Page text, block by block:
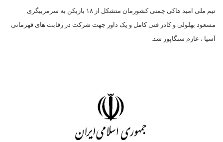
تیم ملی امید هاکی چمنی کشورمان متشکل از ۱۸ بازیکن به سرمربیگری
مسعود بهلولی و کادر فنی کامل و یک داور جهت شرکت در رقابت های قهرمانی
آسیا ، عازم سنگاپور شد.